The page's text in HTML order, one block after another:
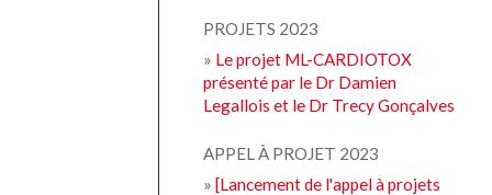
PROJETS 2023
» Le projet ML-CARDIOTOX
présenté par le Dr Damien
Legallois et le Dr Trecy Gonçalves
APPEL À PROJET 2023
»[Lancement de l'appel à projets